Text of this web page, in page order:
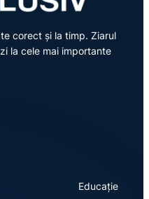
corect și la timp. Ziarul
la cele mai importante
Educație